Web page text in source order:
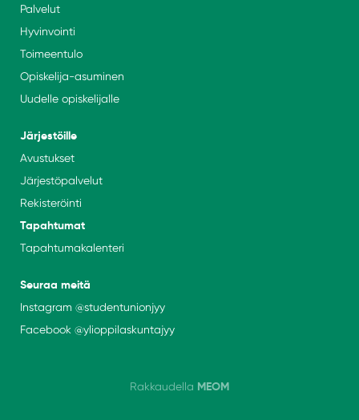
Palvelut
Hyvinvointi
Toimeentulo
Opiskelija-asuminen
Uudelle opiskelijalle
Järjestöille
Avustukset
Järjestöpalvelut
Rekisteröinti
Tapahtumat
Tapahtumakalenteri
Seuraa meitä
Instagram @studentunionjyy
Facebook @ylioppilaskuntajyy
Rakkaudella MEOM